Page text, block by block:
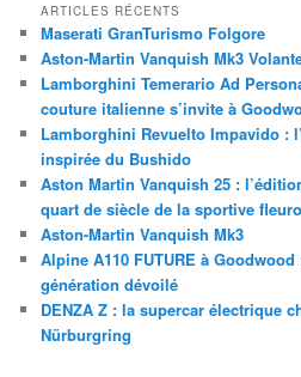
ARTICLES RÉCENTS
Maserati GranTurismo Folgore
Aston-Martin Vanquish Mk3
Lamborghini Temerario Ad
couture italienne s’invite à
Lamborghini Revuelto Impavido :
inspirée du Bushido
Aston Martin Vanquish 25 :
quart de siècle de la sportive
Aston-Martin Vanquish Mk3
Alpine A110 FUTURE à
génération dévoilé
DENZA Z : la supercar électrique
Nürburgring